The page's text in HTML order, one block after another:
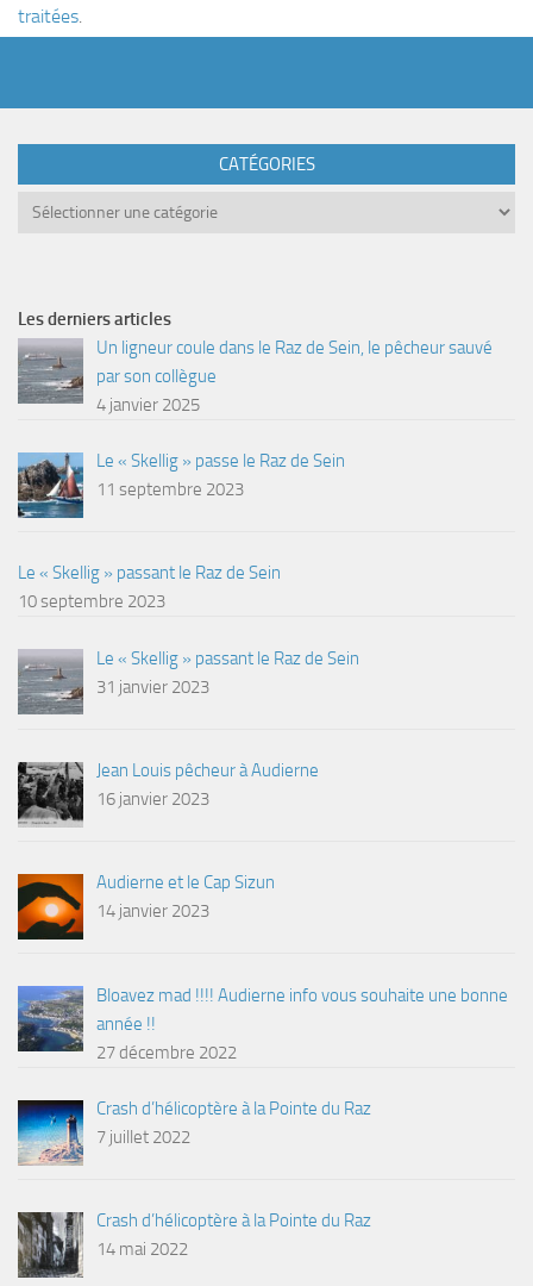
traitées
CATÉGORIES
Catégories
Les derniers articles
Un ligneur coule dans le Raz de Sein, le pêcheur sauvé
par son collègue
4 janvier 2025
Le « Skellig » passe le Raz de Sein
11 septembre 2023
Le « Skellig » passant le Raz de Sein
10 septembre 2023
Le « Skellig » passant le Raz de Sein
31 janvier 2023
Jean Louis pêcheur à Audierne
16 janvier 2023
Audierne et le Cap Sizun
14 janvier 2023
Bloavez mad !!!! Audierne info vous souhaite une bonne
année !!
27 décembre 2022
Crash d’hélicoptère à la Pointe du Raz
7 juillet 2022
Crash d’hélicoptère à la Pointe du Raz
14 mai 2022